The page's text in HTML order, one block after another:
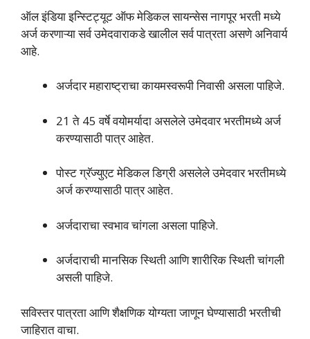
ऑल इंडिया इन्स्टिट्यूट ऑफ मेडिकल सायन्सेस नागपूर भरती मध्ये
अर्ज करणाऱ्या सर्व उमेदवाराकडे खालील सर्व पात्रता असणे अनिवार्य
आहे.
अर्जदार महाराष्ट्राचा कायमस्वरूपी निवासी असला पाहिजे.
21 ते 45 वर्षे वयोमर्यादा असलेले उमेदवार भरतीमध्ये अर्ज
करण्यासाठी पात्र आहेत.
पोस्ट ग्रॅज्युएट मेडिकल डिग्री असलेले उमेदवार भरतीमध्ये
अर्ज करण्यासाठी पात्र आहेत.
अर्जदाराचा स्वभाव चांगला असला पाहिजे.
अर्जदाराची मानसिक स्थिती आणि शारीरिक स्थिती चांगली
असली पाहिजे.
सविस्तर पात्रता आणि शैक्षणिक योग्यता जाणून घेण्यासाठी भरतीची
जाहिरात वाचा.